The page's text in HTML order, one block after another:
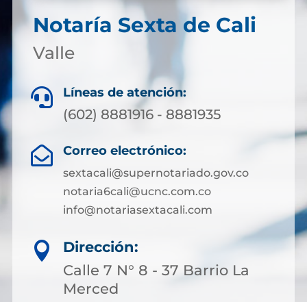
Notaría Sexta de Cali
Valle
 Líneas de atención:
(602) 8881916 - 8881935
 Correo electrónico:
sextacali@supernotariado.gov.co
notaria6cali@ucnc.com.co
info@notariasextacali.com

Dirección:
Calle 7 N° 8 - 37 Barrio La
Merced